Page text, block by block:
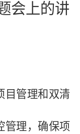
会上的讲
目管理和双清
管理，确保项